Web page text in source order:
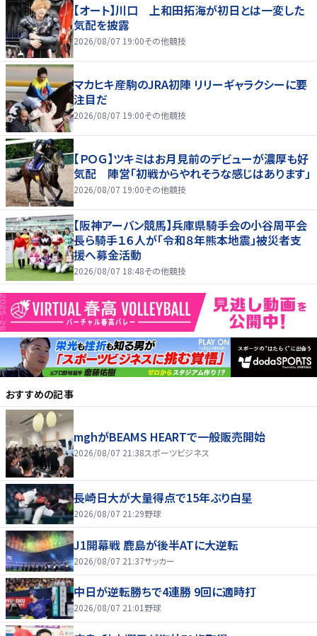
【オート】川口 上和田拓海が初日とは一変した
気配を披露
2026/08/07 19:00その他競技
マカヒキ産駒のJRA初陣 リリーギャラクシーに要
注目だ
2026/08/07 19:00その他競技
【ＰＯＧ】ツキミはお月見前のデビューが濃厚も好
気配 陣営「初戦からやれそうな感じはあります」
2026/08/07 19:00その他競技
【阪神アーバン競馬】兵庫県騎手会の小谷周平会
長ら騎手１６人が「令和８年熊本地震」被災者支
援へ募金活動
2026/08/07 18:48その他競技
おすすめの記事
mghがBEAMS HEARTで一般販売開始
2026/08/07 21:38スポーツビジネス
長崎日大が大量得点で15年ぶり白星
2026/08/07 21:29野球
J1開幕戦 鹿島が後半ATに大逆転
2026/08/07 21:37サッカー
中日が逆転勝ちで4連勝 9回に適時打
2026/08/07 21:01 野球